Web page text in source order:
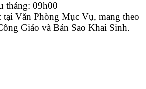
tháng: 09h00
Văn Phòng Mục Vụ, mang theo
Giáo và Bản Sao Khai Sinh.